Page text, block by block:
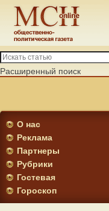
Расширенный поиск
О нас
Реклама
Партнеры
Рубрики
Гостевая
Гороскоп